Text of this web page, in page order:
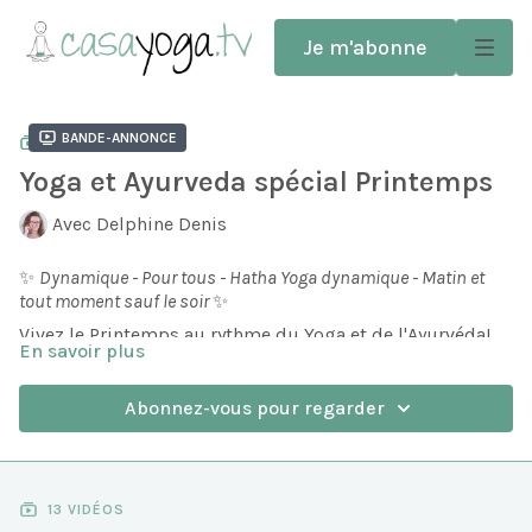
Je m'abonne
Bande-annonce
COLLECTION
Yoga et Ayurveda spécial Printemps
Avec Delphine Denis
✨ Dynamique - Pour tous - Hatha Yoga dynamique - Matin et
tout moment sauf le soir✨
Vivez le Printemps au rythme du Yoga et de l'Ayurvéda!
5 jours, pour retrouver fluidité, légèreté, dynamisme et
enthousiasme, après les jours froids et les longues nuits
d'énergie. Mais bien souvent tout ce que nous avons
accumulé au cours des derniers mois nous pèse, on se
En savoir plus
Abonnez-vous pour regarder
13 VIDÉOS